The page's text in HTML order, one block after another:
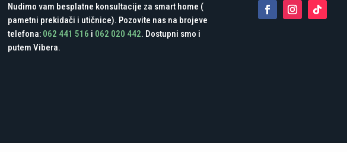
Nudimo vam besplatne konsultacije za smart home (
pametni prekidači i utičnice). Pozovite nas na brojeve
telefona: 062 441 516 i 062 020 442. Dostupni smo i
putem Vibera.